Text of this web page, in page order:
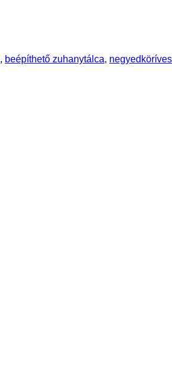
, beépíthető zuhanytálca,